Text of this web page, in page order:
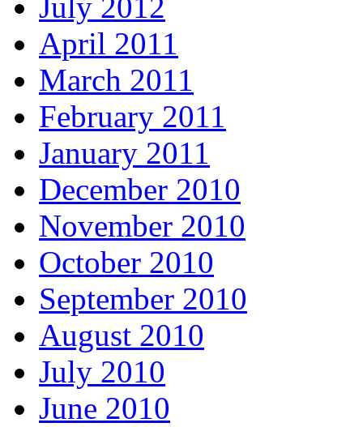
April 2011
March 2011
February 2011
January 2011
December 2010
November 2010
October 2010
September 2010
August 2010
July 2010
June 2010